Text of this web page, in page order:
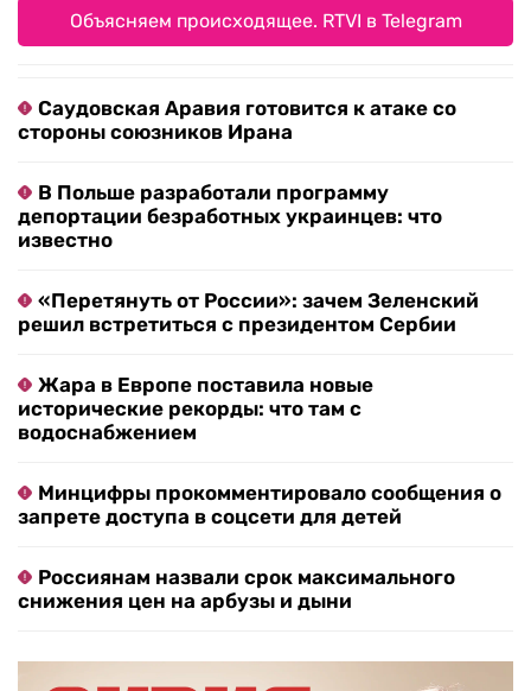
Объясняем происходящее. RTVI в Telegram
Саудовская Аравия готовится к атаке со
стороны союзников Ирана
В Польше разработали программу
депортации безработных украинцев: что
известно
«Перетянуть от России»: зачем Зеленский
решил встретиться с президентом Сербии
Жара в Европе поставила новые
исторические рекорды: что там с
водоснабжением
Минцифры прокомментировало сообщения о
запрете доступа в соцсети для детей
Россиянам назвали срок максимального
снижения цен на арбузы и дыни